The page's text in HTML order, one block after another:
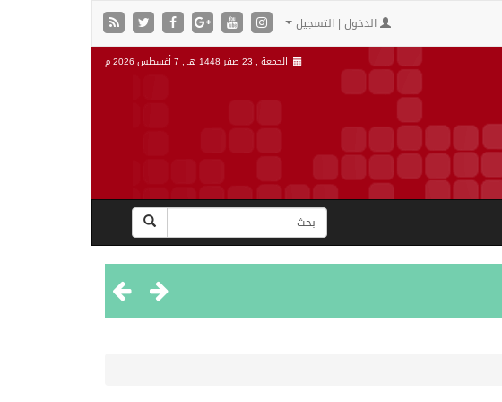
الدخول | التسجيل
الجمعة , 23 صفر 1448 هـ , 7 أغسطس 2026 م